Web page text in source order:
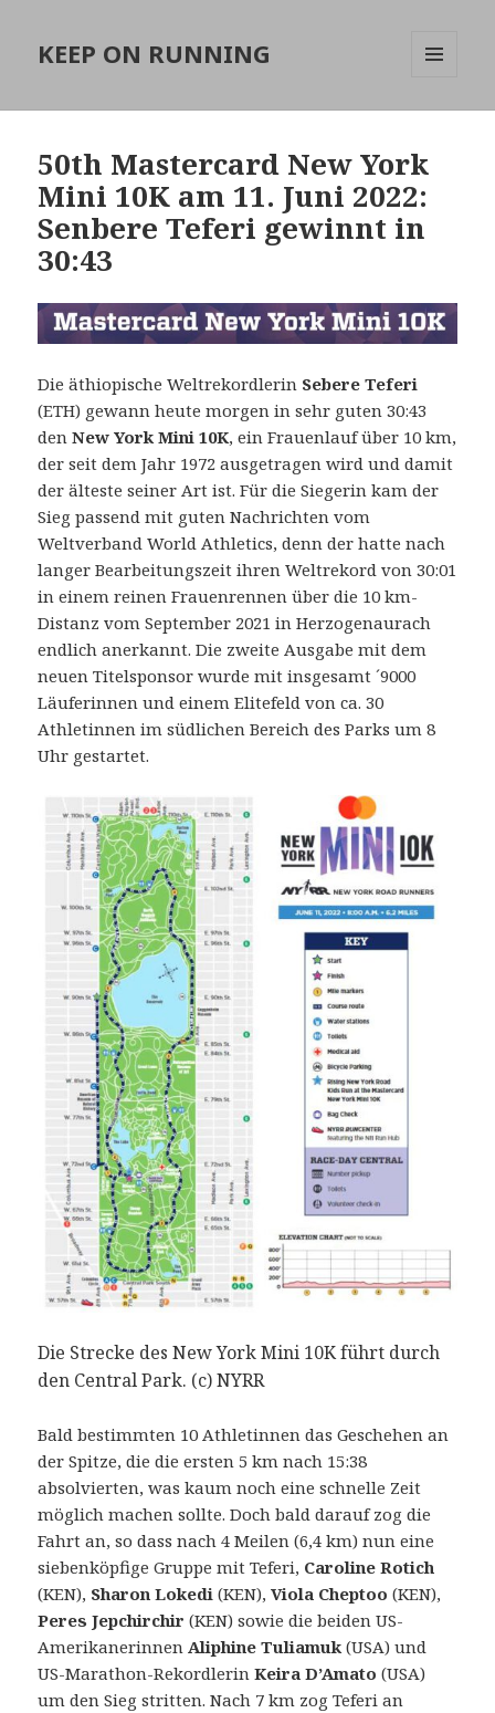
KEEP ON RUNNING
50th Mastercard New York
Mini 10K am 11. Juni 2022:
Senbere Teferi gewinnt in
30:43
Die äthiopische Weltrekordlerin Sebere Teferi
(ETH) gewann heute morgen in sehr guten 30:43
denNew York Mini 10K, ein Frauenlauf über 10 km,
der seit dem Jahr 1972 ausgetragen wird und damit
der älteste seiner Art ist.Für die Siegerin kam der
Sieg passend mit guten Nachrichten vom
Weltverband World Athletics, denn der hatte nach
langer Bearbeitungszeit ihren Weltrekord von 30:01
in einem reinen Frauenrennen über die 10 km-
Distanz vom September 2021 in Herzogenaurach
endlich anerkannt. Die zweite Ausgabe mit dem
neuen Titelsponsor wurde mit insgesamt ´9000
Läuferinnen und einem Elitefeld von ca. 30
Athletinnen im südlichen Bereich des Parks um 8
Uhr gestartet.
Die Strecke des New York Mini 10K führt durch
den Central Park. (c) NYRR
Bald bestimmten 10 Athletinnen das Geschehen an
der Spitze, die die ersten 5 km nach 15:38
absolvierten, was kaum noch eine schnelle Zeit
möglich machen sollte. Doch bald darauf zog die
Fahrt an, so dass nach 4 Meilen (6,4 km) nun eine
siebenköpfige Gruppe mit Teferi, Caroline Rotich
(KEN), Sharon Lokedi (KEN),Viola Cheptoo (KEN),
Peres Jepchirchir (KEN) sowie die beiden US-
Amerikanerinnen Aliphine Tuliamuk (USA) und
US-Marathon-RekordlerinKeira D’Amato (USA)
um den Sieg stritten. Nach 7 km zog Teferi an